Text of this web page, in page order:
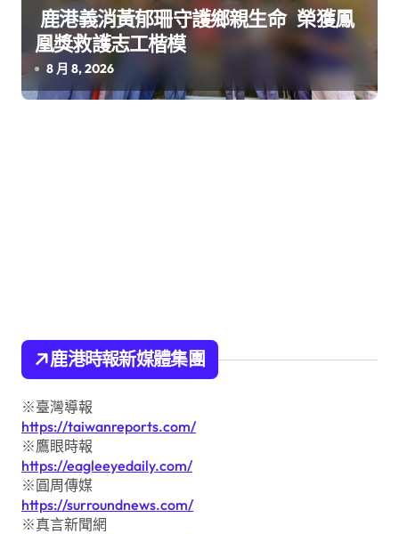
鹿港義消黃郁珊守護鄉親生命 榮獲鳳
凰獎救護志工楷模
8 月 8, 2026
鹿港時報新媒體集團
※臺灣導報
https://taiwanreports.com/
※鷹眼時報
https://eagleeyedaily.com/
※圓周傳媒
https://surroundnews.com/
※真言新聞網